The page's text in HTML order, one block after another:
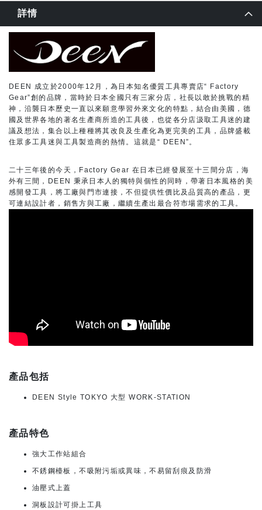
詳情
DEEN 成立於2000年12月，為日本知名優質工具專賣店“ Factory
Gear”創的品牌，當時於日本全國只有三家分店，社長以敢於挑戰的精
神，沿襲日本歷史一直以來願意學習外來文化的特點，結合由美國，德
國及世界各地的著名生產商所造的工具後，也從各分店汲取工具迷的建
議及想法，集合以上種種將其改良及生產化為更完美的工具，品牌盛載
住眾多工具迷與工具製造商的熱情。這就是“ DEEN”。
二十三年後的今天，Factory Gear 在日本已經發展至十三間分店，海
外有三間，DEEN 秉承日本人的獨特與個性的同時，帶著日本風格的美
感開發工具，將工廠與門市連接，不但提供性價比及品質高的產品，更
可連結設計者，銷售方與工廠，繼續生產出最合符市場需求的工具。
產品包括
DEEN Style TOKYO 大型 WORK-STATION
產品特色
強大工作站組合
不銹鋼檯板，不吸附污垢或異味，不易留刮痕及防滑
油壓式上蓋
洞板設計可掛上工具